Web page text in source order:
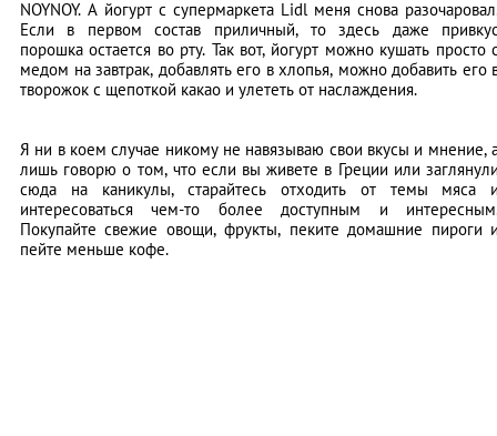
NOYNOY. А йогурт с супермаркета Lidl меня снова
Если в первом состав приличный, то здесь даже
порошка остается во рту. Так вот, йогурт можно кушать просто
медом на завтрак, добавлять его в хлопья, можно добавить его
творожок с щепоткой какао и улететь от наслаждения.
Я ни в коем случае никому не навязываю свои вкусы и мнение,
лишь говорю о том, что если вы живете в Греции или
сюда на каникулы, старайтесь отходить от темы мяса
интересоваться чем-то более доступным и
Покупайте свежие овощи, фрукты, пеките домашние пироги
пейте меньше кофе.